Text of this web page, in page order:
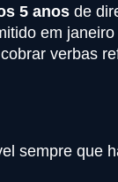
5 anos de
em
verbas
sempre que